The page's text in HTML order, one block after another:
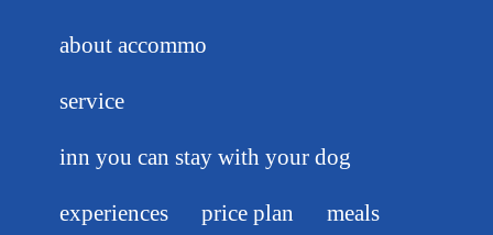
about accommo
service
inn you can stay with your dog
experiences price plan meals